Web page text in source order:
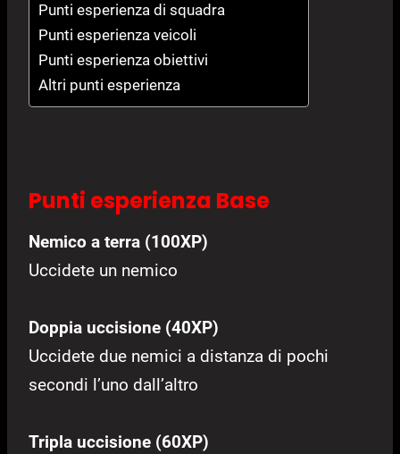
Punti esperienza di squadra
Punti esperienza veicoli
Punti esperienza obiettivi
Altri punti esperienza
Punti esperienza Base
Nemico a terra (100XP)
Uccidete un nemico
Doppia uccisione (40XP)
Uccidete due nemici a distanza di pochi
secondi l’uno dall’altro
Tripla uccisione (60XP)